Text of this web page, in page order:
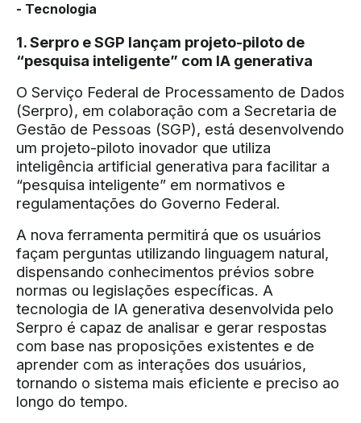
- Tecnologia
1. Serpro e SGP lançam projeto-piloto de
“pesquisa inteligente” com IA generativa
O Serviço Federal de Processamento de Dados
(Serpro), em colaboração com a Secretaria de
Gestão de Pessoas (SGP), está desenvolvendo
um projeto-piloto inovador que utiliza
inteligência artificial generativa para facilitar a
“pesquisa inteligente” em normativos e
regulamentações do Governo Federal.
A nova ferramenta permitirá que os usuários
façam perguntas utilizando linguagem natural,
dispensando conhecimentos prévios sobre
normas ou legislações específicas. A
tecnologia de IA generativa desenvolvida pelo
Serpro é capaz de analisar e gerar respostas
com base nas proposições existentes e de
aprender com as interações dos usuários,
tornando o sistema mais eficiente e preciso ao
longo do tempo.